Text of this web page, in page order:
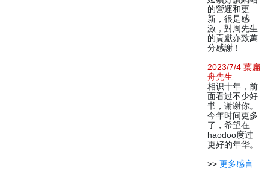
的營運和更
新，很是感
激，對周先生
的貢獻亦致萬
分感謝！
2023/7/4 葉扁
舟先生
相识十年，前
面看过不少好
书，谢谢你。
今年时间更多
了，希望在
haodoo度过
更好的年华。
>> 更多感言